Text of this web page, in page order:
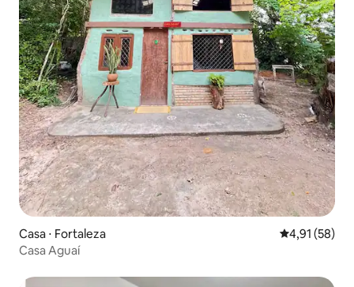
Casa ⋅ Fortaleza 4,91 de uma
4,91 (58)
Casa Aguaí